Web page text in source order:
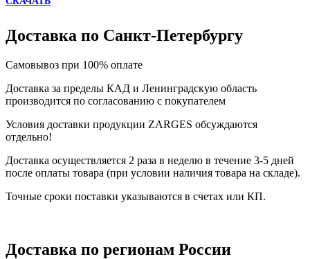
Доставка по Санкт-Петербургу
Самовывоз при 100% оплате
Доставка за пределы КАД и Ленинградскую область
производится по согласованию с покупателем
Условия доставки продукции ZARGES обсуждаются
отдельно!
Доставка осуществляется 2 раза в неделю в течение 3-5 дней
после оплаты товара (при условии наличия товара на складе).
Точные сроки поставки указываются в счетах или КП.
Доставка по регионам России